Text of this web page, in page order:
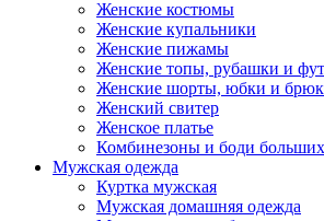
Женские костюмы
Женские купальники
Женские пижамы
Женские топы, рубашки и
Женские шорты, юбки и
Женский свитер
Женское платье
Комбинезоны и боди больших
Мужская одежда
Куртка мужская
Мужская домашняя одежда